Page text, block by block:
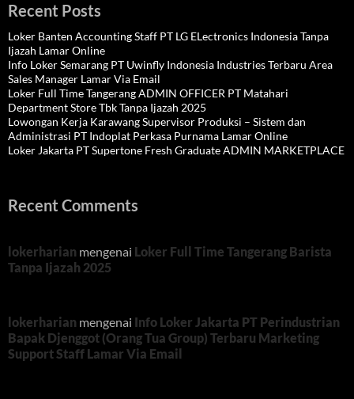
Recent Posts
Loker Banten Accounting Staff PT LG ELectronics Indonesia Tanpa
Ijazah Lamar Online
Info Loker Semarang PT Uwinfly Indonesia Industries Terbaru Area
Sales Manager Lamar Via Email
Loker Full Time Tangerang ADMIN OFFICER PT Matahari
Department Store Tbk Tanpa Ijazah 2025
Lowongan Kerja Karawang Supervisor Produksi – Sistem dan
Administrasi PT Indoplat Perkasa Purnama Lamar Online
Loker Jakarta PT Supertone Fresh Graduate ADMIN MARKETPLACE
Recent Comments
lokerharian mengenai Loker Full Time Tangerang Barista
Tanpa Ijazah 2025
lokerharian mengenai Info Loker Jakarta PT Perindustrian
Bapak Djenggot (Orang Tua Group) Terbaru Marketing
Support Staff Lamar Via Email